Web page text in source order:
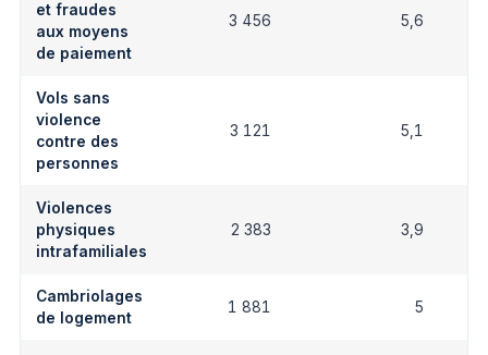
et fraudes
aux moyens
de paiement
3 456 5,6
Vols sans
violence
contre des
personnes
3 121 5,1
Violences
physiques
intrafamiliales
2 383 3,9
Cambriolages
de logement
1 881 5